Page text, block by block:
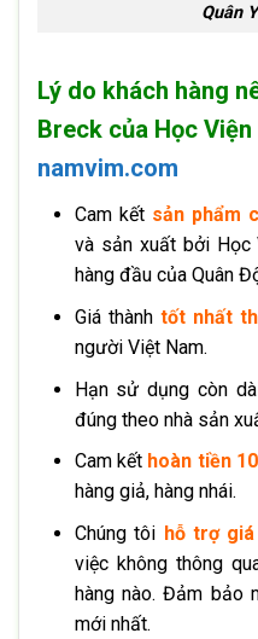
Quân Y
Lý do khách hàng
Breck của Học Viện
namvim.com
Cam kết sản phẩm
và sản xuất bởi Học
hàng đầu của Quân
Giá thànhtốt nhất
người Việt Nam.
Hạn sử dụng còn
đúng theo nhà sản
Cam kết hoàn tiền
hàng giả, hàng nhái.
Chúng tôi hỗ trợ
việc không thông
hàng nào. Đảm bảo
mới nhất.